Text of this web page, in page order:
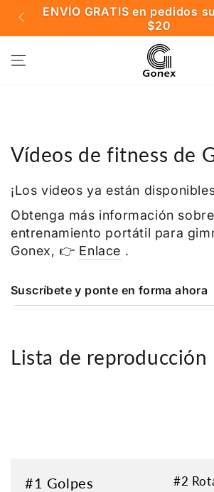
IR AL
CONTENIDO
ENVÍO GRATIS en pedidos
$20
Vídeos de fitness de
¡Los videos ya están
Obtenga más información
entrenamiento portátil para
Gonex, 👉 Enlace .
Suscríbete y ponte en forma ahora
Lista de reproducción
#1 Golpes #2